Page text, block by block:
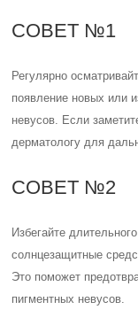
СОВЕТ №1
Регулярно
появление новых или
невусов. Если
дерматологу для
СОВЕТ №2
Избегайте
солнцезащитные
Это поможет
пигментных невусов.